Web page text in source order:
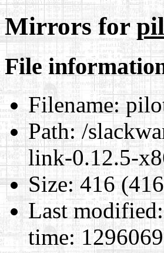
Mirrors for
File
Filename:
Path:/
link-0.12.5-
Size:416
Last modified:
time: